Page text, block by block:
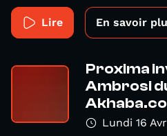
Lire En savoir
Proxima
Ambrosi
Lundi 16